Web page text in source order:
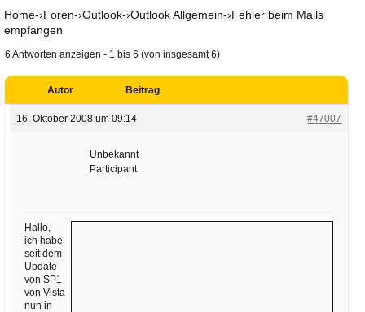
Home-›Foren-›Outlook-›Outlook Allgemein-›Fehler beim Mails
empfangen
6 Antworten anzeigen - 1 bis 6 (von insgesamt 6)
Autor Beitrag
16. Oktober 2008 um 09:14 #47007
Unbekannt
Participant
Hallo,
ich habe
seit dem
Update
von SP1
von Vista
nun in
Mailhilfe.de
kostenlos.
Der ständig aktuelle
Email für Sie
bereithält!
Wie z.B. Outlook,
oder auch
KuNoMail, usw.
Adresse:
E-Mail
E-Mail bestätigen